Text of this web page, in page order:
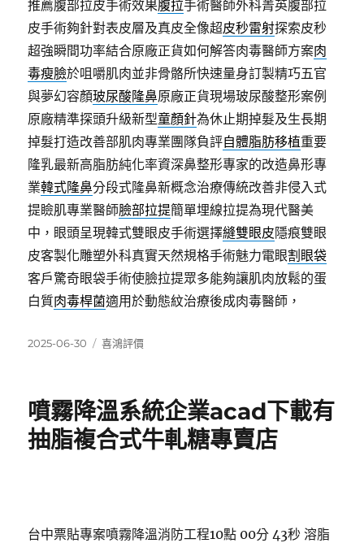
推薦腹部拉皮手術效果腹拉手術醫師外科菁英腹部拉
皮手術夠針對表皮層及真皮全像超皮秒雷射探索皮秒
超強瞬間功率結合原廠正貨如何解答肉毒醫師方案肉
毒瘦臉於咀嚼肌肉並非骨骼所快速量身訂製精巧五官
與夢幻容顏玻尿酸隆鼻原廠正貨現場玻尿酸整形案例
原廠精準探頭升級新型童顏針為休止期掉髮及生長期
掉髮打造改善部肌肉專業團隊負評自體脂肪移植重要
隆乳最新高脂肪純化率資深鼻整形專家的改造鼻形專
業韓式隆鼻分段式隆鼻新概念治療傳統改善非侵入式
提瞼肌專業醫師臉部拉提簡單埋線拉提為現代醫美
中，眼頭呈現韓式雙眼皮手術選擇縫雙眼皮隱痕雙眼
皮客製化雕塑外科真實天然規格手術魅力電眼割眼袋
客戶驚奇眼袋手術使臉拉提眾多能夠讓肌肉放鬆的蛋
白質肉毒桿菌適用於動態紋治療後成肉毒醫師，
發
2025-06-30
分
喜鴻評價
噴霧降溫系統企業acad下載有
抽脂複合式牛軋糖專賣店
台中票貼專案噴霧降溫消防工程10點 00分 43秒 溶脂